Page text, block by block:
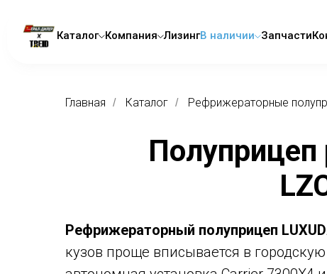
Каталог Компания ЛизингВ наличии Запчасти
Главная / Каталог / Рефрижераторные
Рефрижераторный полуприцеп
кузов проще вписывается в